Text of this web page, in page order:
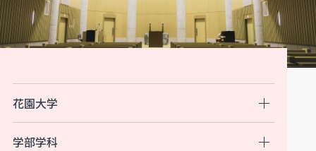
花園大学
学部学科